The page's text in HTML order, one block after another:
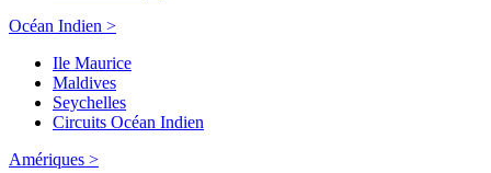
Océan Indien >
Ile Maurice
Maldives
Seychelles
Circuits Océan Indien
Amériques >